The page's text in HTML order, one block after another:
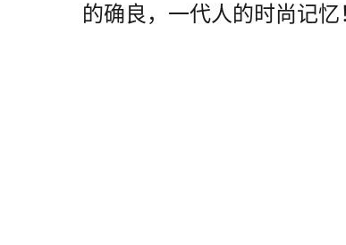
的确良，一代人的时尚记